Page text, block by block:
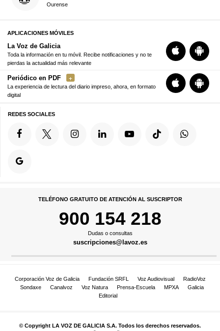
Ourense
APLICACIONES MÓVILES
La Voz de Galicia
Toda la información en tu móvil. Recibe notificaciones y no te
pierdas la actualidad más relevante
Periódico en PDF
La experiencia de lectura del diario impreso, ahora, en formato
digital
REDES SOCIALES
TELÉFONO GRATUITO DE ATENCIÓN AL SUSCRIPTOR
900 154 218
Dudas o consultas
suscripciones@lavoz.es
Corporación Voz de Galicia Fundación SRFL Voz Audiovisual
RadioVoz
Sondaxe
Canalvoz Voz Natura Prensa-Escuela MPXA
Galicia
Editorial
© Copyright LA VOZ DE GALICIA S.A. Todos los derechos reservados.